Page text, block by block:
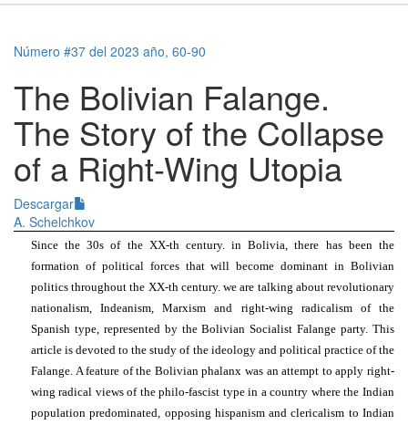
Número #37 del 2023 año, 60-90
The Bolivian Falange.
The Story of the Collapse
of a Right-Wing Utopia
Descargar
A. Schelchkov
Since the 30s of the XX-th century. in Bolivia, there has been the
formation of political forces that will become dominant in Bolivian
politics throughout the XX-th century. we are talking about revolutionary
nationalism, Indeanism, Marxism and right-wing radicalism of the
Spanish type, represented by the Bolivian Socialist Falange party. This
article is devoted to the study of the ideology and political practice of the
Falange. A feature of the Bolivian phalanx was an attempt to apply right-
wing radical views of the philo-fascist type in a country where the Indian
population predominated, opposing hispanism and clericalism to Indian